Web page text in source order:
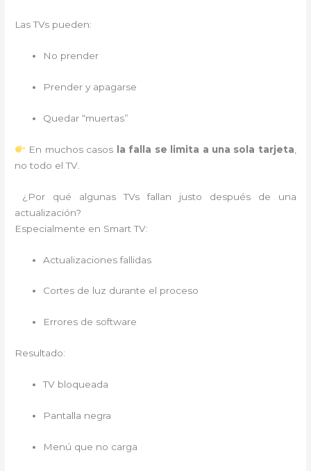
Las TVs pueden:
No prender
Prender y apagarse
Quedar “muertas”
En muchos casos la falla se limita a una sola tarjeta
no todo el TV.
¿Por qué algunas TVs fallan justo después de una
actualización?
Especialmente en Smart TV:
Actualizaciones fallidas
Cortes de luz durante el proceso
Errores de software
Resultado:
TV bloqueada
Pantalla negra
Menú que no carga